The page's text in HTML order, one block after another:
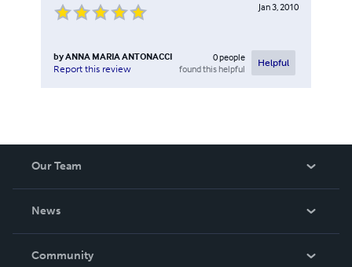
Jan 3, 2010
byANNA MARIA ANTONACCI
Report this review
0people
found this helpful
Helpful
Our Team
News
In The News
Community